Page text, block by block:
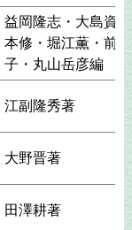
益岡隆志・大島資
本修・堀江薫・前
子・丸山岳彦編
江副隆秀著
大野晋著
田澤耕著